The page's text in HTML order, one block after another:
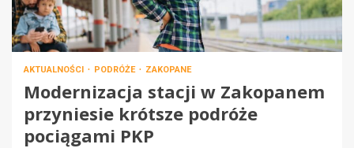
AKTUALNOŚCI PODRÓŻE ZAKOPANE
Modernizacja stacji w Zakopanem
przyniesie krótsze podróże
pociągami PKP